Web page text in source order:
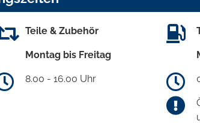
Teile & Zubehör
Montag bis Freitag
8.00 - 16.00 Uhr